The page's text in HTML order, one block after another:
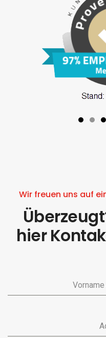
Wir freuen uns auf
hier